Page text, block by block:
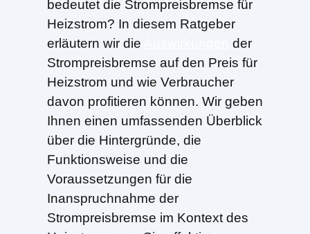
bedeutet die Strompreisbremse für
Heizstrom? In diesem Ratgeber
erläutern wir die
der
Strompreisbremse auf den Preis für
Heizstrom und wie Verbraucher
davon profitieren können. Wir geben
Ihnen einen umfassenden Überblick
über die Hintergründe, die
Funktionsweise und die
Voraussetzungen für die
Inanspruchnahme der
Strompreisbremse im Kontext des